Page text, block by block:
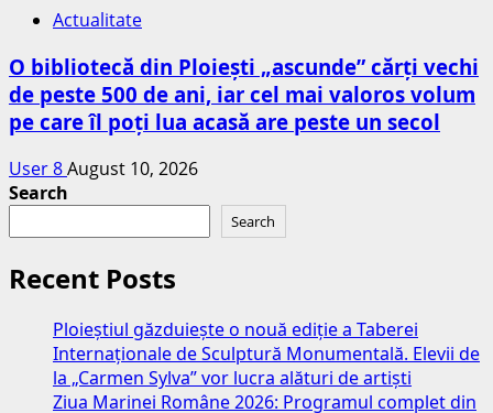
Actualitate
O bibliotecă din Ploiești „ascunde” cărți vechi
de peste 500 de ani, iar cel mai valoros volum
pe care îl poți lua acasă are peste un secol
User 8August 10, 2026
Search
Search
Recent Posts
Ploieștiul găzduiește o nouă ediție a Taberei
Internaționale de Sculptură Monumentală. Elevii de
la „Carmen Sylva” vor lucra alături de artiști
Ziua Marinei Române 2026: Programul complet din